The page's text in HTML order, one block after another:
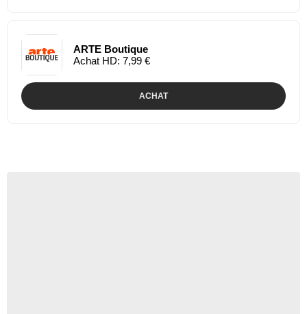
ARTE Boutique
Achat HD: 7,99 €
ACHAT